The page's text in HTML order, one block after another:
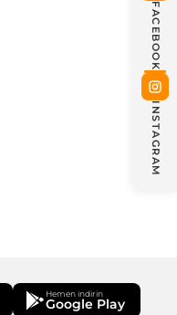
Hemen indirin
Google Play
FACEBOOK
INSTAGRAM